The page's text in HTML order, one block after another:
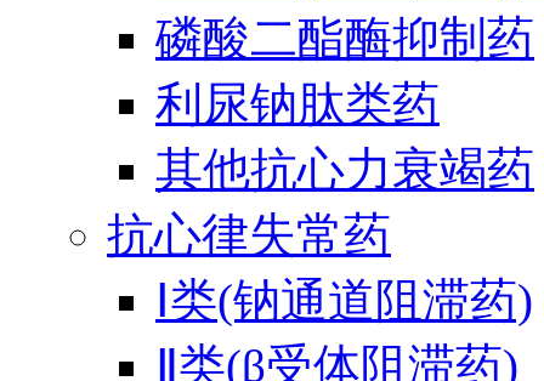
磷酸二酯酶抑制药
利尿钠肽类药
其他抗心力衰竭药
抗心律失常药
Ⅰ类(钠通道阻滞药)
Ⅱ类(β受体阻滞药)